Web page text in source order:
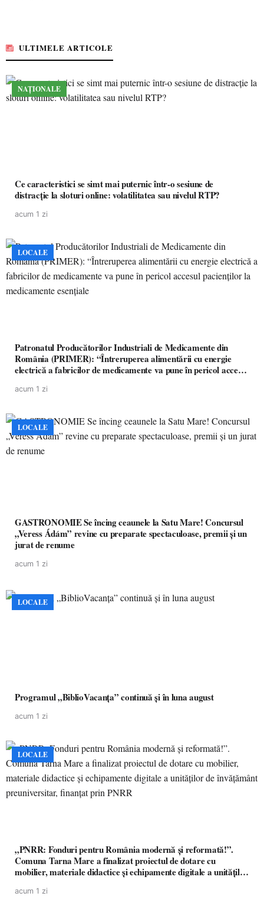
ULTIMELE ARTICOLE
NAȚIONALE
Ce caracteristici se simt mai puternic într-o sesiune de
distracție la sloturi online: volatilitatea sau nivelul RTP?
acum 1 zi
LOCALE
Patronatul Producătorilor Industriali de Medicamente din
România (PRIMER): “Întreruperea alimentării cu energie
electrică a fabricilor de medicamente va pune în pericol accesul
acum 1 zi
LOCALE
GASTRONOMIE Se încing ceaunele la Satu Mare! Concursul
„Veress Ádám” revine cu preparate spectaculoase, premii și un
jurat de renume
acum 1 zi
LOCALE
Programul „BiblioVacanța” continuă și în luna august
acum 1 zi
LOCALE
„PNRR: Fonduri pentru România modernă și reformată!”.
Comuna Tarna Mare a finalizat proiectul de dotare cu
mobilier, materiale didactice și echipamente digitale a unităților
acum 1 zi